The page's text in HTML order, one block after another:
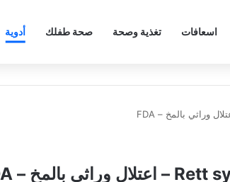
اسعافات تغذية وصحة صحة طفلك أدوية